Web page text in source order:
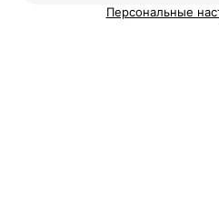
Персональные